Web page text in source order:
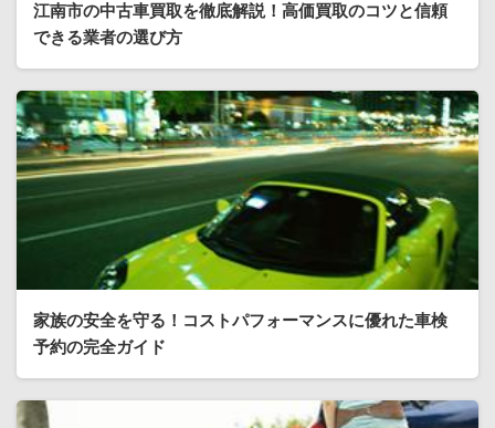
江南市の中古車買取を徹底解説！高価買取のコツと信頼
できる業者の選び方
家族の安全を守る！コストパフォーマンスに優れた車検
予約の完全ガイド